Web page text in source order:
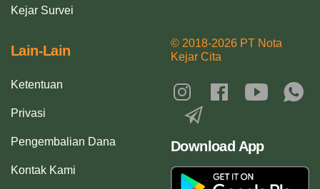
Kejar Survei
Lain-Lain
Ketentuan
Privasi
Pengembalian Dana
Kontak Kami
© 2018-2026 PT Nota
Kejar Cita
Download App